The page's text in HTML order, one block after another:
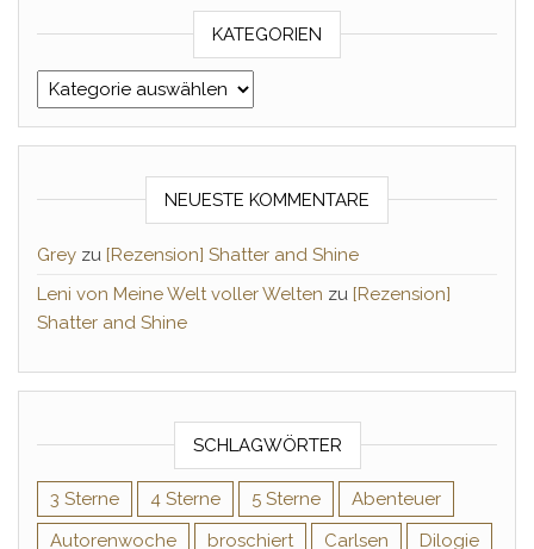
KATEGORIEN
Kategorien
NEUESTE KOMMENTARE
Grey zu [Rezension] Shatter and Shine
Leni von Meine Welt voller Welten zu [Rezension]
Shatter and Shine
SCHLAGWÖRTER
3 Sterne 4 Sterne 5 Sterne
Abenteuer
Autorenwoche
broschiert Carlsen
Dilogie